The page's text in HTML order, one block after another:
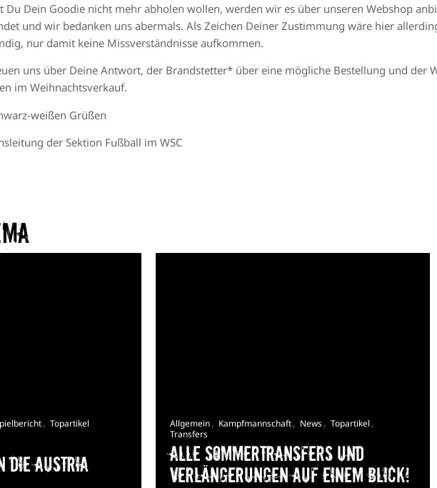
Du Dein Goodie nicht mehr abholen wollen, werden wir es über unseren Webshop
und wir bedanken uns abermals. Als Zeichen Deiner Zustimmung wäre hier
nur damit keine Missverständnisse aufkommen.
uns über Deine Antwort, der Brandstetter* über eine mögliche Bestellung und der
im Weihnachtsverkauf.
weißen Grüßen
der Sektion Fußball im WSC
, Topartikel
die Austria
Allgemein, Kampfmannschaft, News, Topartikel ,
Transfers
Alle Sommertransfers und
Verlängerungen auf einem Blick!